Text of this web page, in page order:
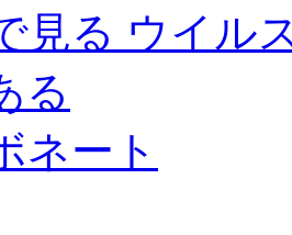
見る ウイル
る
ネート